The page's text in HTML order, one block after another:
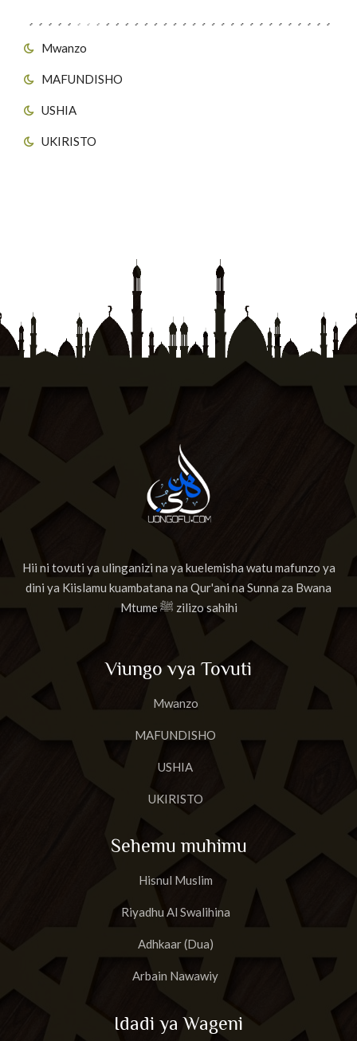
Mwanzo
MAFUNDISHO
USHIA
UKIRISTO
Hii ni tovuti ya ulinganizi na ya kuelemisha watu mafunzo ya
dini ya Kiislamu kuambatana na Qur'ani na Sunna za Bwana
Mtume ﷺ zilizo sahihi
Viungo vya Tovuti
Mwanzo
MAFUNDISHO
USHIA
UKIRISTO
Sehemu muhimu
Hisnul Muslim
Riyadhu Al Swalihina
Adhkaar (Dua)
Arbain Nawawiy
Idadi ya Wageni